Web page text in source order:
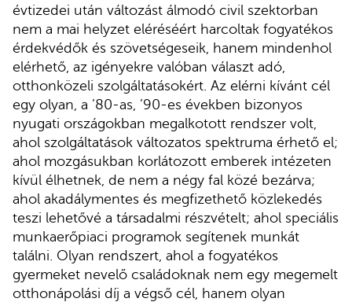
évtizedei után változást álmodó civil szektorban
nem a mai helyzet eléréséért harcoltak fogyatékos
érdekvédők és szövetségeseik, hanem mindenhol
elérhető, az igényekre valóban választ adó,
otthonközeli szolgáltatásokért. Az elérni kívánt cél
egy olyan, a ’80-as, ’90-es években bizonyos
nyugati országokban megalkotott rendszer volt,
ahol szolgáltatások változatos spektruma érhető el;
ahol mozgásukban korlátozott emberek intézeten
kívül élhetnek, de nem a négy fal közé bezárva;
ahol akadálymentes és megfizethető közlekedés
teszi lehetővé a társadalmi részvételt; ahol speciális
munkaerőpiaci programok segítenek munkát
találni. Olyan rendszert, ahol a fogyatékos
gyermeket nevelő családoknak nem egy megemelt
otthonápolási díj a végső cél, hanem olyan